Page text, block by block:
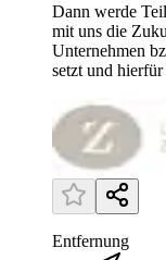
Dann werde
mit uns die
Unternehmen
setzt und
Entfernung